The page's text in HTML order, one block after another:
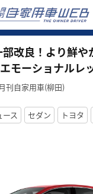
部改良！より鮮や
モーショナルレ
刊自家用車(柳田)
ース セダン トヨタ